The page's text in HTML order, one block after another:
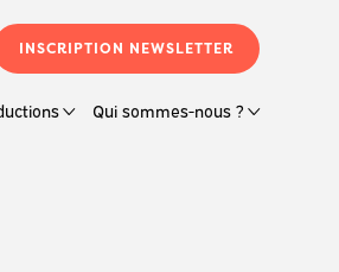
INSCRIPTION NEWSLETTER
Qui sommes-nous ?